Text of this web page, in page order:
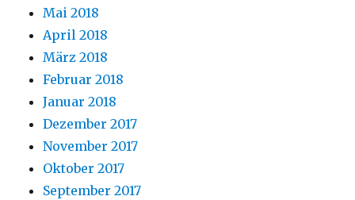
Mai 2018
April 2018
März 2018
Februar 2018
Januar 2018
Dezember 2017
November 2017
Oktober 2017
September 2017